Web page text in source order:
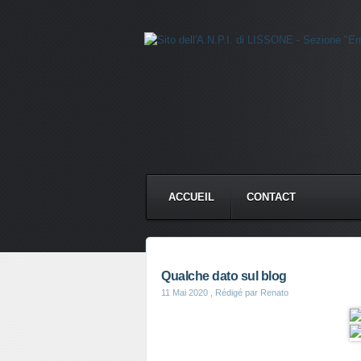
ACCUEIL CONTACT
Qualche dato sul blog
11 Mai 2020 , Rédigé par Renato